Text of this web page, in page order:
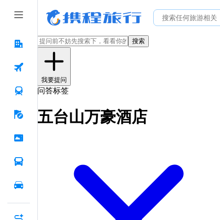
搜索
我要提问
问答标签
五台山万豪酒店